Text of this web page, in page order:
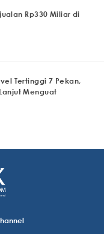
Rp330 Miliar di
Tertinggi 7 Pekan,
Menguat